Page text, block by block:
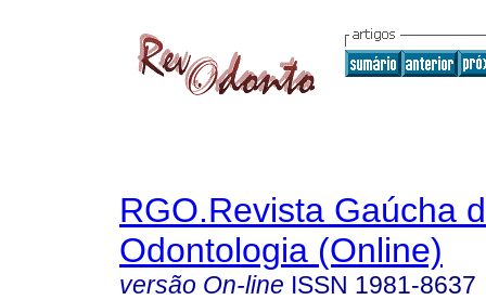
RGO.Revista Gaúcha
Odontologia (Online)
versão On-line ISSN 1981-8637